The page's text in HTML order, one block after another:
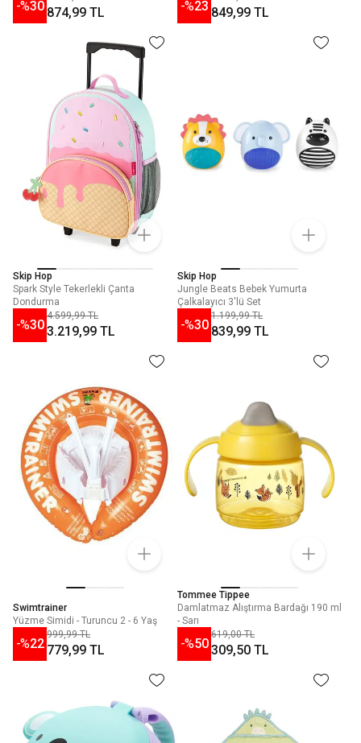
-%30 874,99 TL -%23 849,99 TL
Skip Hop
Spark Style Tekerlekli Çanta
Dondurma
-%30
4.599,99 TL
3.219,99 TL
Skip Hop
Jungle Beats Bebek Yumurta
Çalkalayıcı 3'lü Set
-%30
1.199,99 TL
839,99 TL
Swimtrainer
Yüzme Simidi - Turuncu 2 - 6 Yaş
-%22
999,99 TL
779,99 TL
Tommee Tippee
Damlatmaz Alıştırma Bardağı 190 ml
- Sarı
-%50
619,00 TL
309,50 TL